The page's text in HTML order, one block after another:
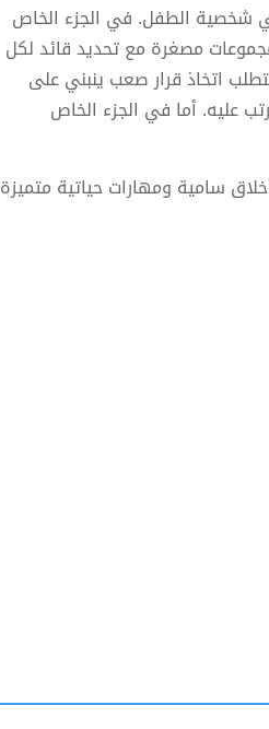
شخصية الطفل. في الجزء الخاص
مصغرة مع تحديد قائد لكل
اتخاذ قرار صعب ينبني على
عليه. أما في الجزء الخاص
سامية ومهارات حياتية متميزة